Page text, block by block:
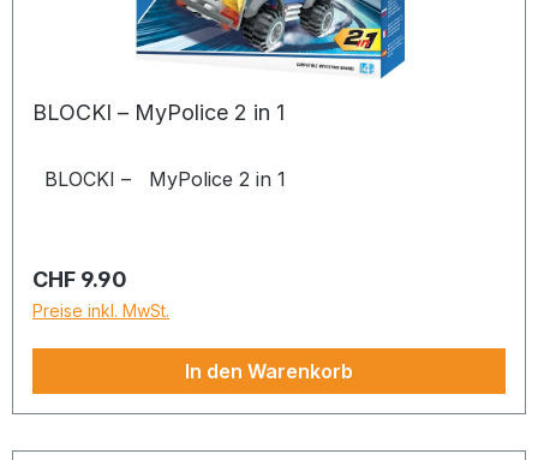
BLOCKI – MyPolice 2 in 1
BLOCKI – MyPolice 2 in 1
Regulärer Preis:
CHF 9.90
Preise inkl. MwSt.
In den Warenkorb